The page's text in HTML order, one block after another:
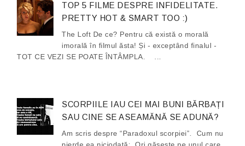
TOP 5 FILME DESPRE INFIDELITATE.
PRETTY HOT & SMART TOO :)
The Loft De ce? Pentru că există o morală
imorală în filmul ăsta! Și - exceptând finalul -
TOT CE VEZI SE POATE ÎNTÂMPLA. ...
SCORPIILE IAU CEI MAI BUNI BĂRBAȚI
SAU CINE SE ASEAMĂNĂ SE ADUNĂ?
Am scris despre “Paradoxul scorpiei”. Cum nu